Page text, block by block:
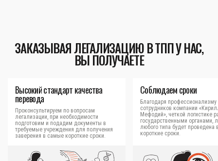
ЗАКАЗЫВАЯ ЛЕГАЛИЗАЦИЮ В ТПП У НАС,
ВЫ ПОЛУЧАЕТЕ
Высокий стандарт качества
перевода
Проконсультируем по вопросам
легализации, при необходимости
подготовим и подадим документы в
требуемые учреждения для получения
заверения в самые короткие сроки.
Соблюдаем сроки
Благодаря профессионализму
сотрудников компании
Мефодий», четкой логистике
государственными органами,
любого типа будет проведена
короткие сроки.